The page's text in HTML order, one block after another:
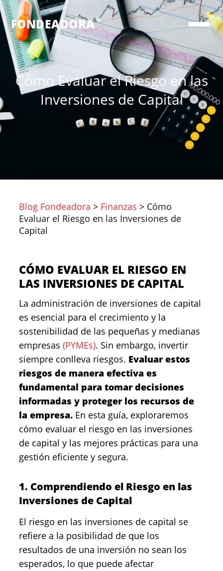
FONDEADORA®
Cómo Evaluar el Riesgo en las
Inversiones de Capital
Blog Fondeadora > Finanzas > Cómo
Evaluar el Riesgo en las Inversiones de
Capital
CÓMO EVALUAR EL RIESGO EN
LAS INVERSIONES DE CAPITAL
La administración de inversiones de capital
es esencial para el crecimiento y la
sostenibilidad de las pequeñas y medianas
empresas (PYMEs). Sin embargo, invertir
siempre conlleva riesgos. Evaluar estos
riesgos de manera efectiva es
fundamental para tomar decisiones
informadas y proteger los recursos de
la empresa. En esta guía, exploraremos
cómo evaluar el riesgo en las inversiones
de capital y las mejores prácticas para una
gestión eficiente y segura.
1. Comprendiendo el Riesgo en las
Inversiones de Capital
El riesgo en las inversiones de capital se
refiere a la posibilidad de que los
resultados de una inversión no sean los
esperados, lo que puede afectar